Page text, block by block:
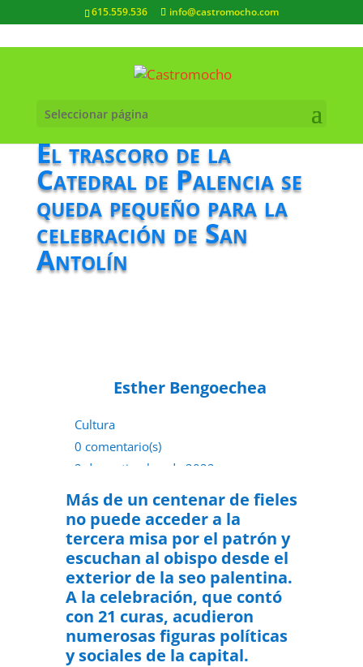
615.559.536 info@castromocho.com
Seleccionar página
El trascoro de la
Catedral de Palencia se
queda pequeño para la
celebración de San
Antolín
Esther Bengoechea
Cultura
0 comentario(s)
2 de septiembre de 2022
Más de un centenar de fieles
no puede acceder a la
tercera misa por el patrón y
escuchan al obispo desde el
exterior de la seo palentina.
A la celebración, que contó
con 21 curas, acudieron
numerosas figuras políticas
y sociales de la capital.